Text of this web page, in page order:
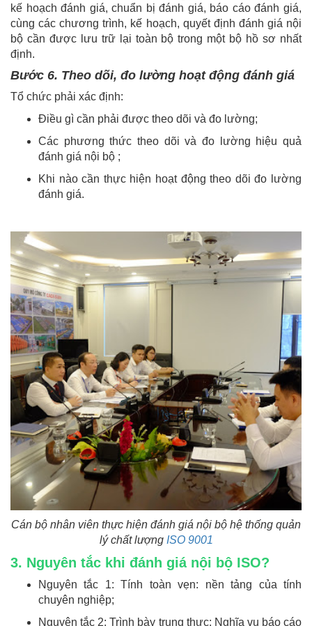
kế hoạch đánh giá, chuẩn bị đánh giá, báo cáo đánh giá,
cùng các chương trình, kế hoạch, quyết định đánh giá nội
bộ cần được lưu trữ lại toàn bộ trong một bộ hồ sơ nhất
định.
Bước 6. Theo dõi, đo lường hoạt động đánh giá
Tổ chức phải xác định:
Điều gì cần phải được theo dõi và đo lường;
Các phương thức theo dõi và đo lường hiệu quả
đánh giá nội bộ ;
Khi nào cần thực hiện hoạt động theo dõi đo lường
đánh giá.
Cán bộ nhân viên thực hiện đánh giá nội bộ hệ thống quản
lý chất lượng ISO 9001
3. Nguyên tắc khi đánh giá nội bộ ISO?
Nguyên tắc 1: Tính toàn vẹn: nền tảng của tính
chuyên nghiệp;
Nguyên tắc 2: Trình bày trung thực: Nghĩa vụ báo cáo